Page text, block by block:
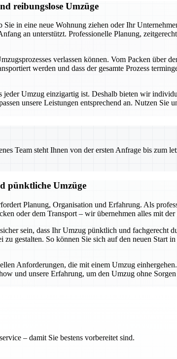
reibungslose Umzüge
in eine neue Wohnung ziehen oder Ihr
an unterstützt. Professionelle Planung,
verlassen können. Vom Packen
werden und dass der gesamte Prozess
Umzug einzigartig ist. Deshalb bieten wir
unsere Leistungen entsprechend an. Nutzen
Team steht Ihnen von der ersten Anfrage bis zum
pünktliche Umzüge
Planung, Organisation und Erfahrung. Als
oder dem Transport – wir übernehmen alles mit
sein, dass Ihr Umzug pünktlich und fachgerecht
gestalten. So können Sie sich auf den neuen Start
Anforderungen, die mit einem Umzug
und unsere Erfahrung, um den Umzug ohne
– damit Sie bestens vorbereitet sind.